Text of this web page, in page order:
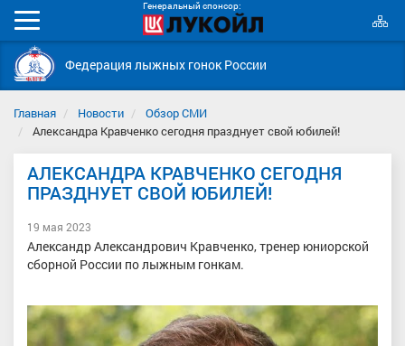
Генеральный спонсор:
Мобильное
меню
Федерация лыжных гонок России
Главная Новости
Обзор СМИ
Александра Кравченко сегодня празднует свой юбилей!
АЛЕКСАНДРА КРАВЧЕНКО СЕГОДНЯ
ПРАЗДНУЕТ СВОЙ ЮБИЛЕЙ!
19 мая 2023
Александр Александрович Кравченко, тренер юниорской
сборной России по лыжным гонкам.